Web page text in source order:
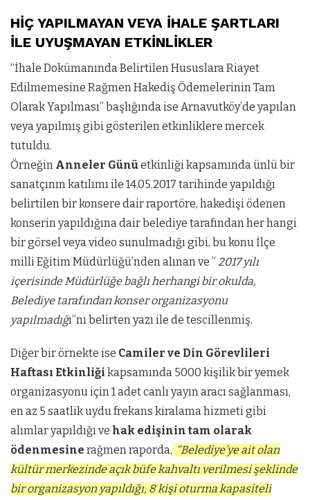
HİÇ YAPILMAYAN VEYA İHALE ŞARTLARI
İLE UYUŞMAYAN ETKİNLİKLER
“İhale Dokümanında Belirtilen Hususlara Riayet
Edilmemesine Rağmen Hakediş Ödemelerinin Tam
Olarak Yapılması” başlığında ise Arnavutköy’de yapılan
veya yapılmış gibi gösterilen etkinliklere mercek
tutuldu.
Örneğin Anneler Günüetkinliği kapsamında ünlü bir
sanatçının katılımı ile 14.05.2017 tarihinde yapıldığı
belirtilen bir konsere dair raportöre, hakedişi ödenen
konserin yapıldığına dair belediye tarafından her hangi
bir görsel veya video sunulmadığı gibi, bu konu İlçe
milli Eğitim Müdürlüğü’nden alınan ve ” 2017 yılı
içerisinde Müdürlüğe bağlı herhangi bir okulda,
Belediye tarafından konser organizasyonu
yapılmadığı”nı belirten yazı ile de tescillenmiş.
Diğer bir örnekte ise Camiler ve Din Görevlileri
Haftası Etkinliği kapsamında 5000 kişilik bir yemek
organizasyonu için 1 adet canlı yayın aracı sağlanması,
en az 5 saatlik uydu frekans kiralama hizmeti gibi
alımlar yapıldığı ve hak edişinin tam olarak
ödenmesine rağmen raporda, “Belediye’ye ait olan
kültür merkezinde açık büfe kahvaltı verilmesi şeklinde
bir organizasyon yapıldığı, 8 kişi oturma kapasiteli